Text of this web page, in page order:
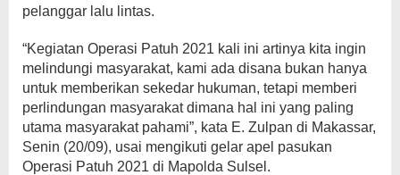
pelanggar lalu lintas.
“Kegiatan Operasi Patuh 2021 kali ini artinya kita ingin
melindungi masyarakat, kami ada disana bukan hanya
untuk memberikan sekedar hukuman, tetapi memberi
perlindungan masyarakat dimana hal ini yang paling
utama masyarakat pahami”, kata E. Zulpan di Makassar,
Senin (20/09), usai mengikuti gelar apel pasukan
Operasi Patuh 2021 di Mapolda Sulsel.